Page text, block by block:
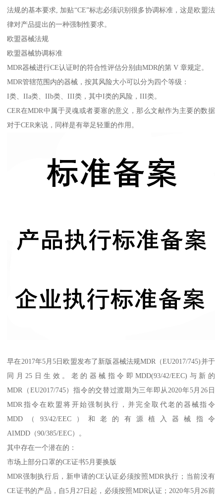
法规的基本要求, 加贴“CE”标志必须识别很多协调标准，这是欧盟法
律对产品提出的一种强制性要求。
欧盟器械法规
欧盟器械协调标准
MDR器械进行CE认证时的符合性评估分别由MDR的第 V 章规定。
MDR管辖范围内的器械，按其风险大小可以分为四个等级：
I类、IIa类、IIb类、III类，其中I类的风险，III类。
CER在MDR中属于灵魂或者要塞的意义，那么文献作为主要的数据
对于CER来说，同样是有举足轻重的作用。
早在2017年5月5日欧盟发布了新版器械法规MDR（EU2017/745)并于
同月25日生效。老的器械指令即MDD(93/42/EEC)与新的
MDR（EU2017/745）指令的交替过渡期为三年即从2020年5月26日
MDR指令在欧盟将开始强制执行，并完全取代老的器械指令
MDD（93/42/EEC）和老的有源植入器械指令
AIMDD（90/385/EEC）。
其中存在一个潜在的：
市场上部分口罩的CE证书5月要换版
MDR强制执行后，新申请的CE认证必须按照MDR执行；当前没有
CE证书的产品，自5月27日起，必须按照MDR认证；2020年5月26前